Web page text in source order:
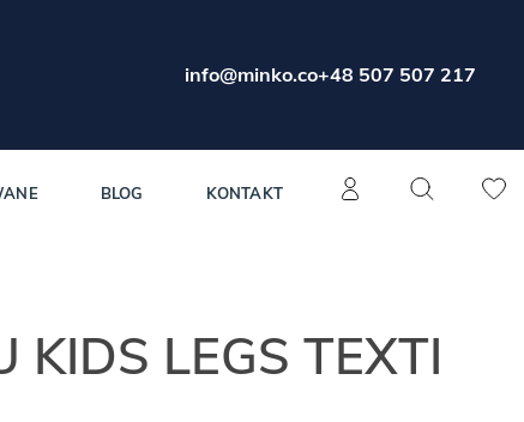
info@minko.co+48 507 507 217
BLOG KONTAKT
KIDS LEGS TEXTI